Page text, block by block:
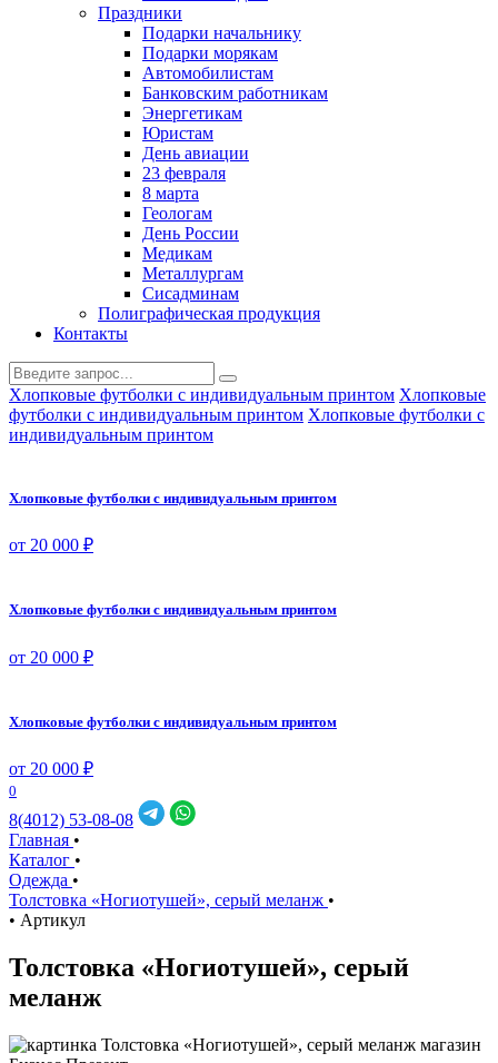
Праздники
Подарки начальнику
Подарки морякам
Автомобилистам
Банковским работникам
Энергетикам
Юристам
День авиации
23 февраля
8 марта
Геологам
День России
Медикам
Металлургам
Сисадминам
Полиграфическая продукция
Контакты
Хлопковые футболки с индивидуальным принтом Хлопковые
футболки с индивидуальным принтом Хлопковые футболки с
индивидуальным принтом
Хлопковые футболки с индивидуальным принтом
от 20 000 ₽
Хлопковые футболки с индивидуальным принтом
от 20 000 ₽
Хлопковые футболки с индивидуальным принтом
от 20 000 ₽
0
8(4012) 53-08-08
Главная •
Каталог •
Одежда •
Толстовка «Ногиотушей», серый меланж •
• Артикул
Толстовка «Ногиотушей», серый
меланж